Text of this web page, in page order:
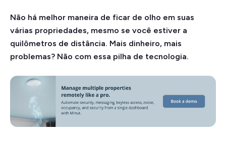
Não há melhor maneira de ficar de olho em suas
várias propriedades, mesmo se você estiver a
quilômetros de distância. Mais dinheiro, mais
problemas? Não com essa pilha de tecnologia.